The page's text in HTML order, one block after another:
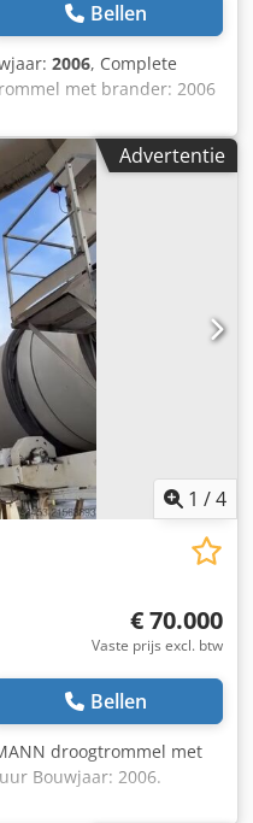
Bellen
2006, Complete
met brander: 2006
automatisering:
wordt momenteel
Advertentie
1 /4
€ 70.000
Vaste prijs excl. btw
Bellen
droogtrommel met
Bouwjaar: 2006.